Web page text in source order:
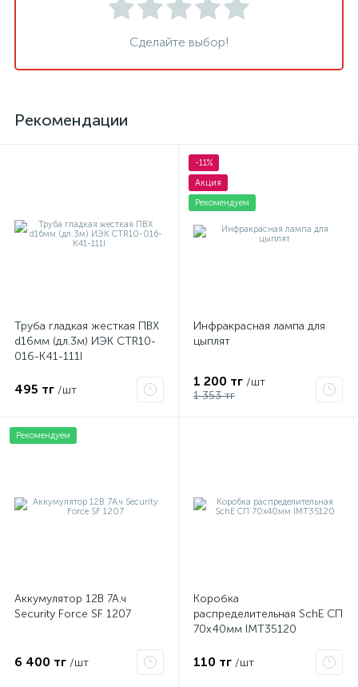
Сделайте выбор!
Рекомендации
Труба гладкая жесткая ПВХ
d16мм (дл.3м) ИЭК CTR10-
016-K41-111I
495 тг /шт
-11%
Акция
Рекомендуем
Инфракрасная лампа для
цыплят
1 200 тг /шт
1 353 тг
Рекомендуем
Аккумулятор 12В 7А.ч
Security Force SF 1207
6 400 тг /шт
Коробка
распределительная SchE СП
70х40мм IMT35120
110 тг /шт